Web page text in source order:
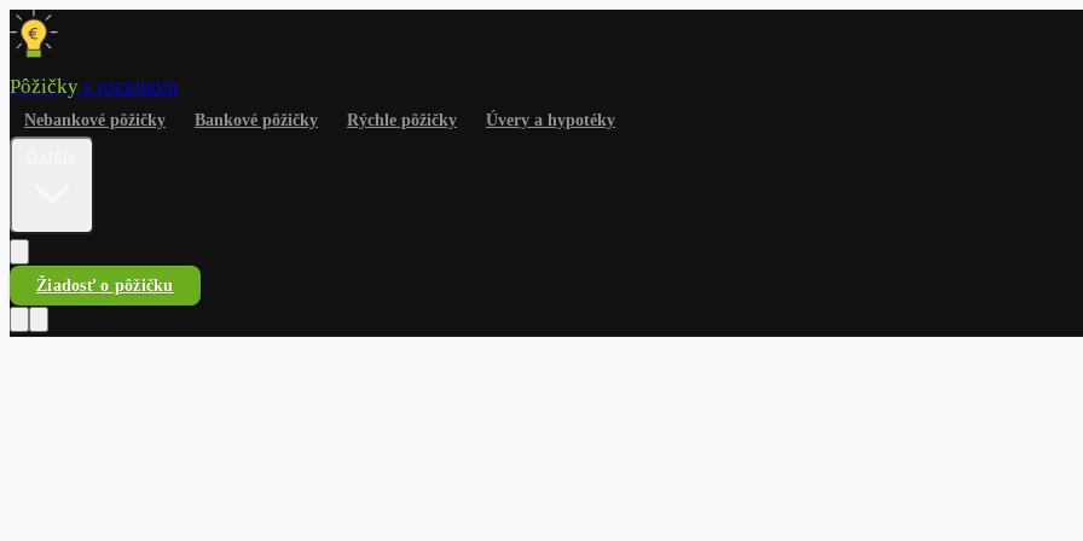
Pôžičky s rozumom
Nebankové pôžičky Bankové pôžičky Rýchle pôžičky Úvery a hypotéky
Žiadosť o pôžičku